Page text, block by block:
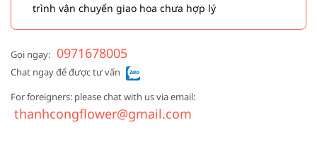
trình vận chuyển giao hoa chưa hợp lý
Gọi ngay: 0971678005
Chat ngay để được tư vấn
For foreigners: please chat with us via email:
thanhcongflower@gmail.com